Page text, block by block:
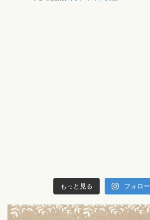
もっと見る フォロ